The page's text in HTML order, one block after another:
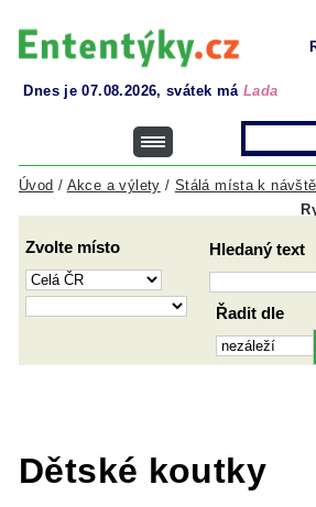
Dnes je 07.08.2026, svátek má Lada
Úvod / Akce a výlety / Stálá místa k
Zvolte místo Hledaný text
Řadit dle
Dětské koutky